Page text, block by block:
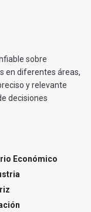
sobre
en diferentes áreas,
y relevante
decisiones
Económico